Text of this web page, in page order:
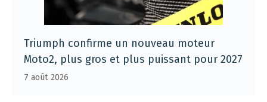
Triumph confirme un nouveau moteur
Moto2, plus gros et plus puissant pour 2027
7 août 2026